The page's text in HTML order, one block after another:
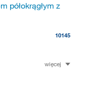
półokrągłym z
10145
więcej